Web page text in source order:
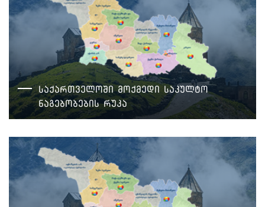
საქართველოში მოქმედი საკულტო
ნაგებობების რუკა